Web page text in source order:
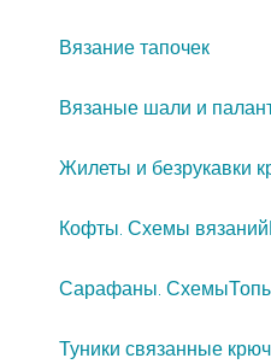
Вязание тапочек
Вязаные шали и
Жилеты и безрукавки
Кофты. Схемы вязаний
Сарафаны. Схемы
Туники связанные